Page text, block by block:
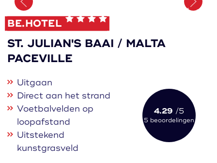
Onthoud
BE.HOTEL
ST. JULIAN'S BAAI / MALTA
PACEVILLE
Uitgaan
Direct aan het strand
Voetbalvelden op
loopafstand
Uitstekend
kunstgrasveld
4.29 /5
5 beoordelingen